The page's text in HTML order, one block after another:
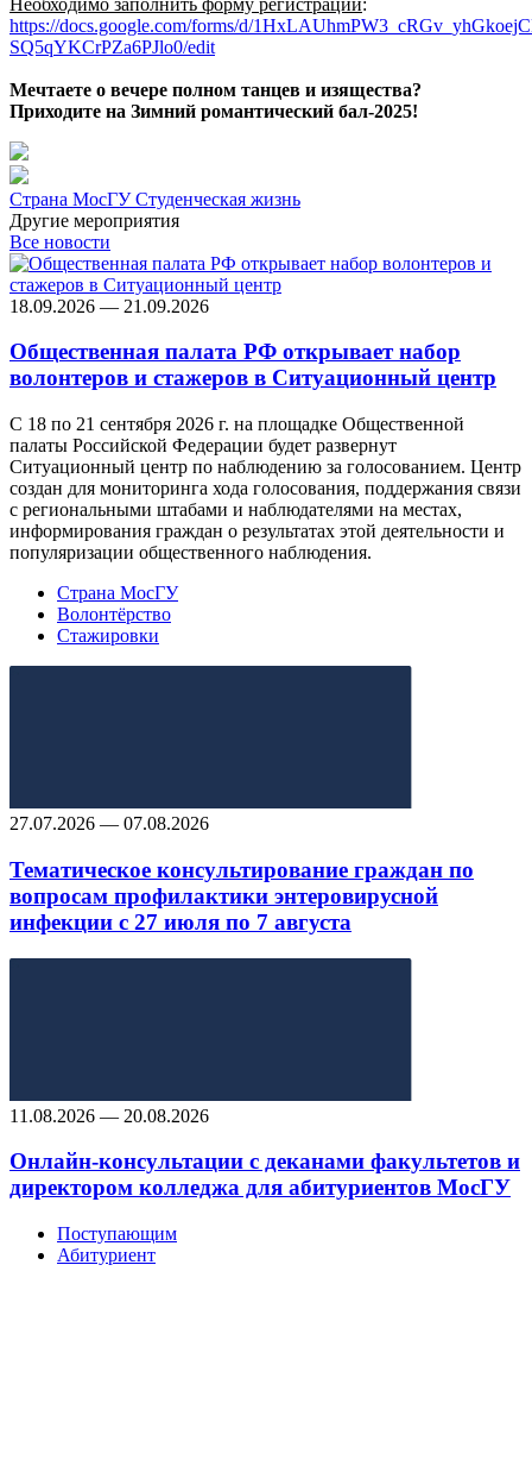
https://docs.google.com/forms/d/
SQ5qYKCrPZa6PJlo0/edit
Мечтаете о вечере полном танцев и изящества?
Приходите на Зимний романтический бал-2025!
Страна МосГУСтуденческая жизнь
Другие мероприятия
Все новости
18.09.2026 — 21.09.2026
Общественная палата РФ открывает набор
волонтеров и стажеров в Ситуационный центр
С 18 по 21 сентября 2026 г. на площадке Общественной
палаты Российской Федерации будет развернут
Ситуационный центр по наблюдению за голосованием. Центр
создан для мониторинга хода голосования, поддержания связи
с региональными штабами и наблюдателями на местах,
информирования граждан о результатах этой деятельности и
популяризации общественного наблюдения.
Страна МосГУ
Волонтёрство
Стажировки
27.07.2026 — 07.08.2026
Тематическое консультирование граждан по
вопросам профилактики энтеровирусной
инфекции с 27 июля по 7 августа
11.08.2026 — 20.08.2026
Онлайн-консультации с деканами факультетов и
директором колледжа для абитуриентов МосГУ
Поступающим
Абитуриент